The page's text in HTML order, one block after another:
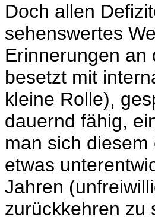
Doch allen
sehenswertes
Erinnerungen an
besetzt mit
kleine Rolle),
dauernd fähig,
man sich
etwas
Jahren
zurückkehren zu